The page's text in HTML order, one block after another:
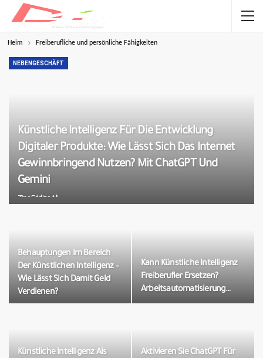
Heim Freiberufliche und persönliche Fähigkeiten
NEBENGESCHÄFT
Künstliche Intelligenz Für Die Entwicklung
Digitaler Produkte: Wie Lässt Sich Das Internet
Gewinnbringend Nutzen? Mit ChatGPT Und
Gemini
Zine Eddine Ali
Behauptungen Im Bereich
Der Künstlichen Intelligenz –
Wie Lässt Sich Damit Geld
Verdienen?
Kann Künstliche Intelligenz
Freiberufler Ersetzen?
Arbeitsautomatisierung…
Künstliche Intelligenz Als
Aktivieren Sie ChatGPT Für